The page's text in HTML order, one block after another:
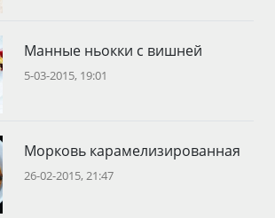
Манные ньокки с вишней
5-03-2015, 19:01
Морковь карамелизированная
26-02-2015, 21:47